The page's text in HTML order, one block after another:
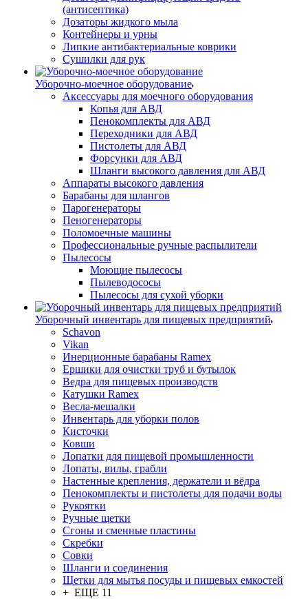
(антисептика)
Дозаторы жидкого мыла
Контейнеры и урны
Липкие антибактериальные коврики
Сушилки для рук
Уборочно-моечное оборудование
Аксессуары для моечного оборудования
Копья для АВД
Пенокомплекты для АВД
Переходники для АВД
Пистолеты для АВД
Форсунки для АВД
Шланги высокого давления для АВД
Аппараты высокого давления
Барабаны для шлангов
Парогенераторы
Пеногенераторы
Поломоечные машины
Профессиональные ручные распылители
Пылесосы
Моющие пылесосы
Пылеводососы
Пылесосы для сухой уборки
Уборочный инвентарь для пищевых предприятий
Schavon
Vikan
Инерционные барабаны Ramex
Ершики для очистки труб и бутылок
Ведра для пищевых производств
Катушки Ramex
Весла-мешалки
Инвентарь для уборки полов
Кисточки
Ковши
Лопатки для пищевой промышленности
Лопаты, вилы, грабли
Настенные крепления, держатели и вёдра
Пенокомплекты и пистолеты для подачи воды
Рукоятки
Ручные щетки
Сгоны и сменные пластины
Скребки
Совки
Шланги и соединения
Щетки для мытья посуды и пищевых емкостей
+ ЕЩЕ 11